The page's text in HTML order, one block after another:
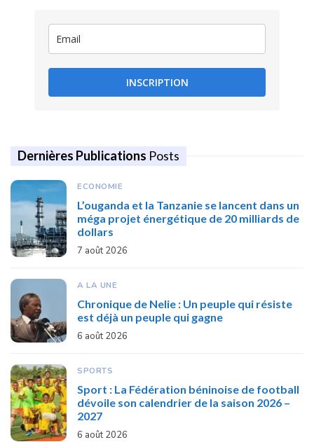
INSCRIPTION
Dernières Publications Posts
ECONOMIE
L’ouganda et la Tanzanie se lancent dans un
méga projet énergétique de 20 milliards de
dollars
7 août 2026
A LA UNE
Chronique de Nelie : Un peuple qui résiste
est déjà un peuple qui gagne
6 août 2026
SPORTS
Sport : La Fédération béninoise de football
dévoile son calendrier de la saison 2026 –
2027
6 août 2026